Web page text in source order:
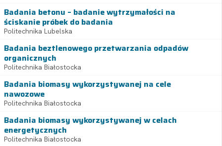
Badania betonu – badanie wytrzymałości na
ściskanie próbek do badania
Politechnika Lubelska
Badania beztlenowego przetwarzania odpadów
organicznych
Politechnika Białostocka
Badania biomasy wykorzystywanej na cele
nawozowe
Politechnika Białostocka
Badania biomasy wykorzystywanej w celach
energetycznych
Politechnika Białostocka